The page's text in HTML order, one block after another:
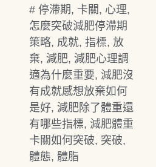
# 停滯期, 卡關, 心理,
怎麼突破減肥停滯期
策略, 成就, 指標, 放
棄, 減肥, 減肥心理調
適為什麼重要, 減肥沒
有成就感想放棄如何
是好, 減肥除了體重還
有哪些指標, 減肥體重
卡關如何突破, 突破,
體態, 體脂